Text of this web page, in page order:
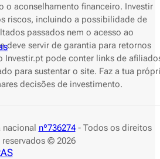
o aconselhamento financeiro. Investir
riscos, incluindo a possibilidade de
passados nem o acesso ao
deve servir de garantia para retornos
Investir.pt pode conter links de
para sustentar o site. Faz a tua
decisões de investimento.
nacional nº736274- Todos os direitos
reservados © 2026